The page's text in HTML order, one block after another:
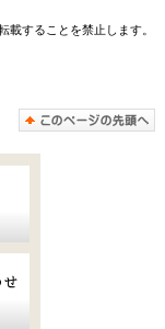
することを禁止します。